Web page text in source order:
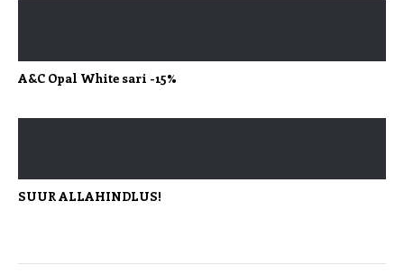
A&C Opal White sari -15%
SUUR ALLAHINDLUS!